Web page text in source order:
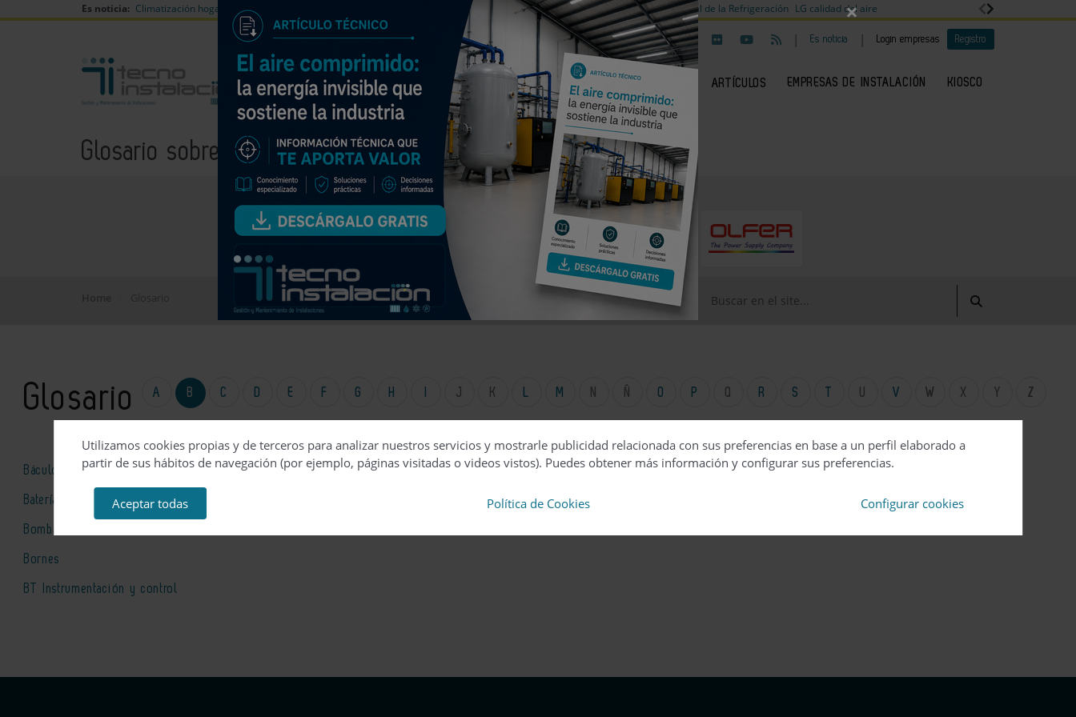
Es noticia: Climatización hogares verano Válvulas de equilibrado para sistemas calefacción Día mundial de la Refrigeración LG calidad del aire
| Es noticia | Login empresas Registro
NOTICIAS PRODUCTOS ARTÍCULOS EMPRESAS DE INSTALACIÓN KIOSCO
Glosario sobre empresas de climatización y saneamiento
EMPRESAS PREMIUM
Glosario A B C D E F G H J K L M N Ñ O P Q R S U V W X Y Z
Báculo
Baterías
Bombas de calor
Bornes
BT Instrumentación y control
Utilizamos cookies propias y de terceros para analizar nuestros servicios y mostrarle publicidad relacionada con sus preferencias en base a un perfil elaborado a
partir de sus hábitos de navegación (por ejemplo, páginas visitadas o videos vistos). Puedes obtener más información y configurar sus preferencias.
Aceptar todas Política de Cookies Configurar cookies
×